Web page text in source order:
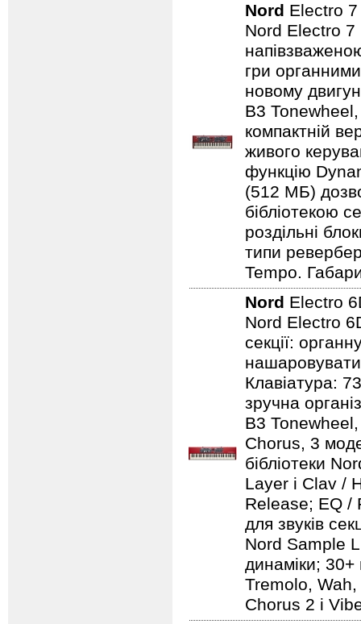
Nord Electro
Nord Electro 7
гри
новому
B3
компактній
живого
функцію
(512 МБ)
бібліотекою
роздільні
типи
Tempo.
Nord Electro
Nord Electro
секції:
нашаровувати
Клавіатура:
зручна
B3
Chorus, 3
бібліотеки
Layer і Clav /
Release; EQ /
для звуків
Nord Sample
динаміки; 30+
Tremolo,
Chorus 2 і